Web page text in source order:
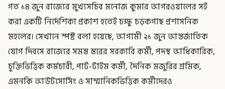
গত ১৪ জুন রাজ্যের মুখ্যসচিব মনোজ কুমার আগরওয়ালের সই
করা একটি নির্দেশিকা প্রকাশ হতেই চক্ষু চড়কগাছ প্রশাসনিক
মহলের। সেখানে স্পষ্ট বলা হয়েছে, আগামী ২১ জুন আন্তর্জাতিক
যোগ দিবসে রাজ্যের সমস্ত স্তরের সরকারি কর্মী, পদস্থ আধিকারিক,
চুক্তিভিত্তিক কর্মচারী, পার্ট-টাইম কর্মী, দৈনিক মজুরির শ্রমিক,
এমনকি আউটসোর্সিং ও সাম্মানিকভিত্তিক কর্মীদেরও